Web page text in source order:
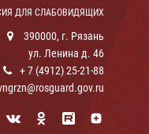
ДЛЯ СЛАБОВИДЯЩИХ
390000, г. Рязань
ул. Ленина д. 46
+ 7 (4912) 25-21-88